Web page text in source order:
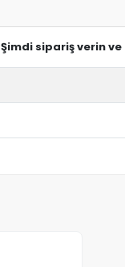
Şimdi sipariş verin